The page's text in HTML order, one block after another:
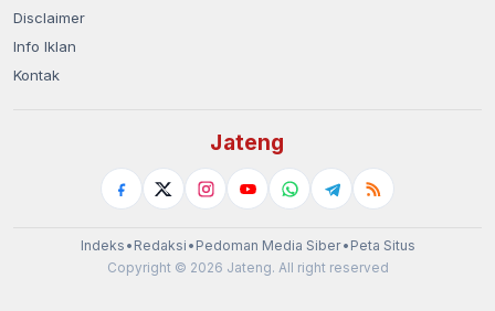
Disclaimer
Info Iklan
Kontak
Jateng
Indeks • Redaksi • Pedoman Media Siber• Peta Situs
Copyright © 2026 Jateng. All right reserved